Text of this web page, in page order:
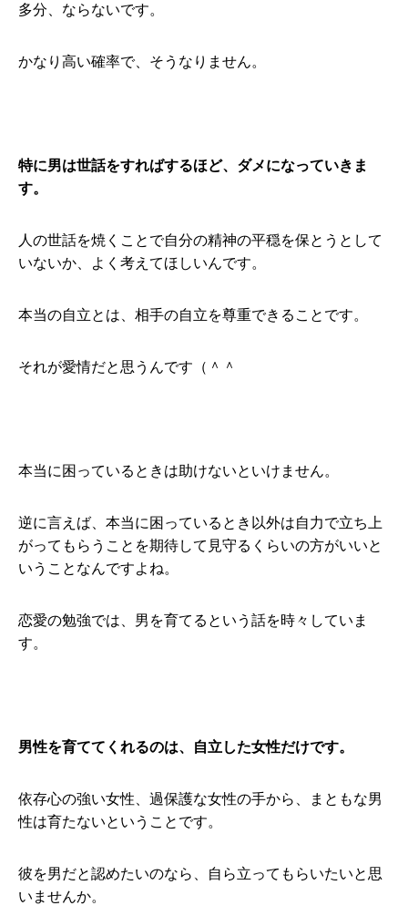
多分、ならないです。
かなり高い確率で、そうなりません。
特に男は世話をすればするほど、ダメになっていきま
す。
人の世話を焼くことで自分の精神の平穏を保とうとして
いないか、よく考えてほしいんです。
本当の自立とは、相手の自立を尊重できることです。
それが愛情だと思うんです（＾＾
本当に困っているときは助けないといけません。
逆に言えば、本当に困っているとき以外は自力で立ち上
がってもらうことを期待して見守るくらいの方がいいと
いうことなんですよね。
恋愛の勉強では、男を育てるという話を時々していま
す。
男性を育ててくれるのは、自立した女性だけです。
依存心の強い女性、過保護な女性の手から、まともな男
性は育たないということです。
彼を男だと認めたいのなら、自ら立ってもらいたいと思
いませんか。